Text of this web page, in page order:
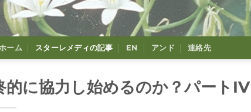
ホーム スターレメディの記事 EN アンド 連絡先
に協力し始めるのか？パートIV